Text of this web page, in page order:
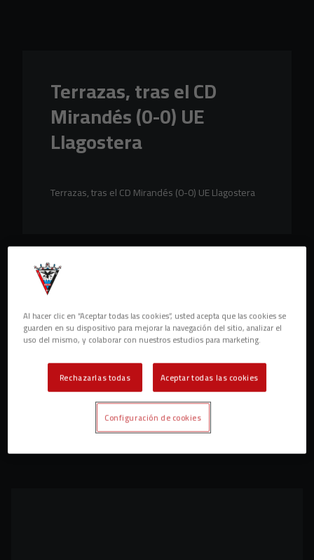
Terrazas, tras el CD
Mirandés (0-0) UE
Llagostera
Terrazas, tras el CD Mirandés (0-0) UE Llagostera
Al hacer clic en “Aceptar todas las cookies”, usted acepta que las cookies se
guarden en su dispositivo para mejorar la navegación del sitio, analizar el
uso del mismo, y colaborar con nuestros estudios para marketing.
Rechazarlas todas Aceptar todas las cookies
Configuración de cookies